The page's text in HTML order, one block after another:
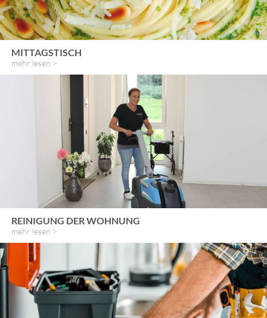
MITTAGSTISCH
mehr lesen >
REINIGUNG DER WOHNUNG
mehr lesen >